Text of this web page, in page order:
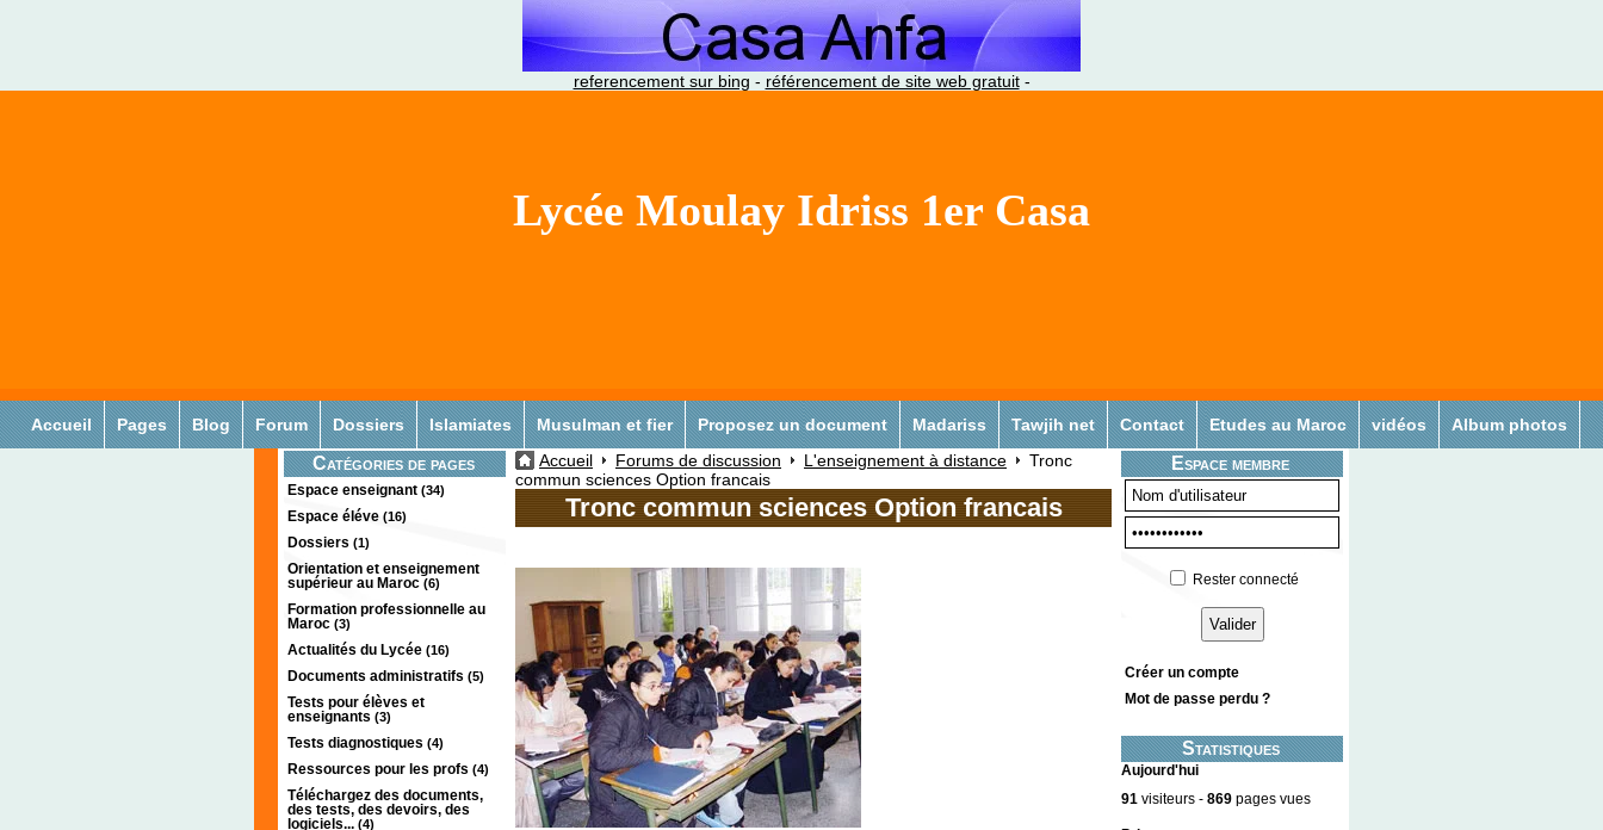
referencement sur bing - référencement de site web gratuit-
Lycée Moulay Idriss 1er Casa
Accueil Pages Blog Forum Dossiers Islamiates Musulman et fier Proposez un document Madariss Tawjih net Contact Etudes au Maroc vidéos Album photos
Catégories de pages
Espace enseignant (34)
Espace éléve (16)
Dossiers (1)
Orientation et enseignement
supérieur au Maroc (6)
Formation professionnelle au
Maroc (3)
Actualités du Lycée (16)
Documents administratifs (5)
Tests pour élèves et
enseignants (3)
Tests diagnostiques (4)
Ressources pour les profs (4)
Téléchargez des documents,
des tests, des devoirs, des
logiciels... (4)
Espace membre
Rester connecté
Créer un compte
Mot de passe perdu ?
Statistiques
Aujourd'hui
91 visiteurs - 869 pages vues
Accueil Forums de discussion L'enseignement à distance
Tronc
commun sciences Option francais
Tronc commun sciences Option francais